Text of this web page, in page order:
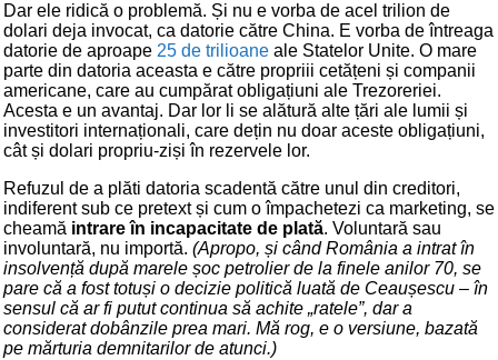
Dar ele ridică o problemă. Și nu e vorba de acel trilion de
dolari deja invocat, ca datorie către China. E vorba de întreaga
datorie de aproape 25 de trilioane ale Statelor Unite. O mare
parte din datoria aceasta e către propriii cetățeni și companii
americane, care au cumpărat obligațiuni ale Trezoreriei.
Acesta e un avantaj. Dar lor li se alătură alte țări ale lumii și
investitori internaționali, care dețin nu doar aceste obligațiuni,
cât și dolari propriu-ziși în rezervele lor.
Refuzul de a plăti datoria scadentă către unul din creditori,
indiferent sub ce pretext și cum o împachetezi ca marketing, se
cheamă intrare în incapacitate de plată. Voluntară sau
involuntară, nu importă. (Apropo, și când România a intrat în
insolvență după marele șoc petrolier de la finele anilor 70, se
pare că a fost totuși o decizie politică luată de Ceaușescu – în
sensul că ar fi putut continua să achite „ratele”, dar a
considerat dobânzile prea mari. Mă rog, e o versiune, bazată
pe mărturia demnitarilor de atunci.)